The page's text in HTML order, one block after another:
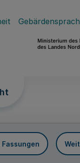
Fassungen